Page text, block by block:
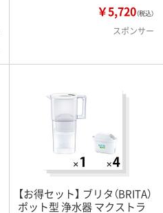
￥5,720（税込）
スポンサー
【お得セット】 ブリタ（BRITA）
ポット型 浄水器 マクストラ